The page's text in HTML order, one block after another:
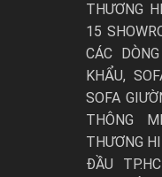
Chọn ghế
Bạn
Đó chính
zSofa với
THƯƠNG
15
CÁC
KHẨU,
SOFA
THÔNG
THƯƠNG
ĐẦU